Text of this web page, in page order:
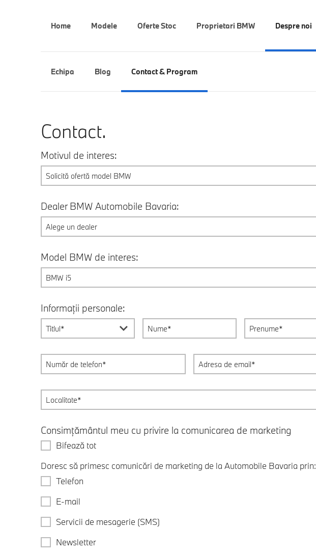
Home Modele Oferte Stoc Proprietari BMW Despre noi
Echipa Blog Contact & Program
Contact.
Motivul de interes:
Solicită ofertă model BMW
Dealer BMW Automobile Bavaria:
Alege un dealer
Model BMW de interes:
BMW i5
Informații personale:
Titlul*
Consimțământul meu cu privire la comunicarea de marketing
Bifează tot
Doresc să primesc comunicări de marketing de la Automobile Bavaria prin:
Telefon
E-mail
Servicii de mesagerie (SMS)
Newsletter